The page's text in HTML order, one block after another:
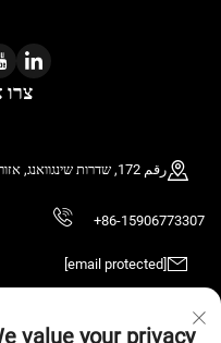
צרו
رقم 172, שדרות שינגוואנג, אזור התעשייה שינגוואנג, עיר ליושי
+86-15906773307
value your privacy